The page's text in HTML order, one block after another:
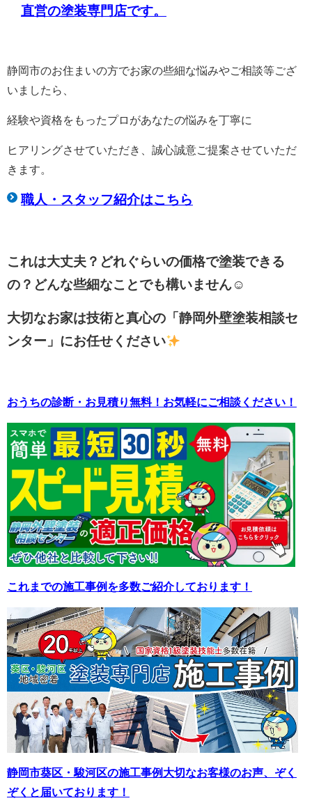
直営の塗装専門店です。
静岡市のお住まいの方でお家の些細な悩みやご相談等ござ
いましたら、
経験や資格をもったプロがあなたの悩みを丁寧に
ヒアリングさせていただき、誠心誠意ご提案させていただ
きます。
職人・スタッフ紹介はこちら
これは大丈夫？どれぐらいの価格で塗装できる
の？どんな些細なことでも構いません☺
大切なお家は技術と真心の「静岡外壁塗装相談セ
ンター」にお任せください
おうちの診断・お見積り無料！お気軽にご相談ください！
これまでの施工事例を多数ご紹介しております！
静岡市葵区・駿河区の施工事例 大切なお客様のお声、ぞく
ぞくと届いております！